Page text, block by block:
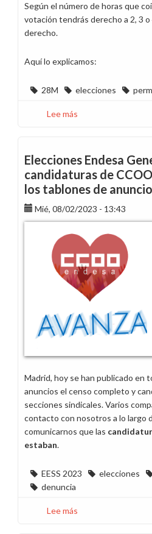
Según el número de horas que
votación tendrás derecho a 2, 3
derecho.
Aquí lo explicamos:
28M elecciones
Lee más
retribuidas
elecciones
28-
M
Elecciones Endesa
candidaturas de
los tablones de
Mié, 08/02/2023 - 13:43
Madrid, hoy se han publicado en
anuncios el censo completo y
secciones sindicales. Varios
contacto con nosotros a lo largo
comunicarnos que las
estaban.
EESS 2023 elecciones
denuncia
Lee más